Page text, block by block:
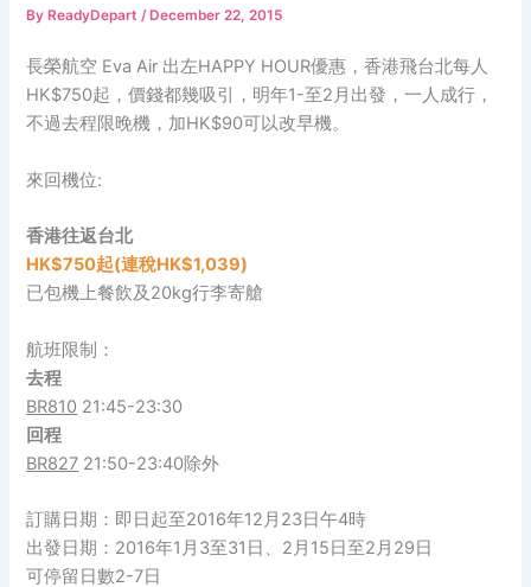
By ReadyDepart/ December 22, 2015
長榮航空 Eva Air 出左HAPPY HOUR優惠，香港飛台北每人
HK$750起，價錢都幾吸引，明年1-至2月出發，一人成行，
不過去程限晚機，加HK$90可以改早機。
來回機位:
香港往返台北
HK$750起(連稅HK$1,039)
已包機上餐飲及20kg行李寄艙
航班限制：
去程
BR810 21:45-23:30
回程
BR827 21:50-23:40除外
訂購日期：即日起至2016年12月23日午4時
出發日期：2016年1月3至31日、2月15日至2月29日
可停留日數2-7日